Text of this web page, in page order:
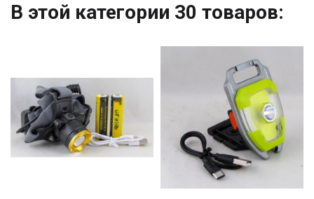
В этой категории 30 товаров: